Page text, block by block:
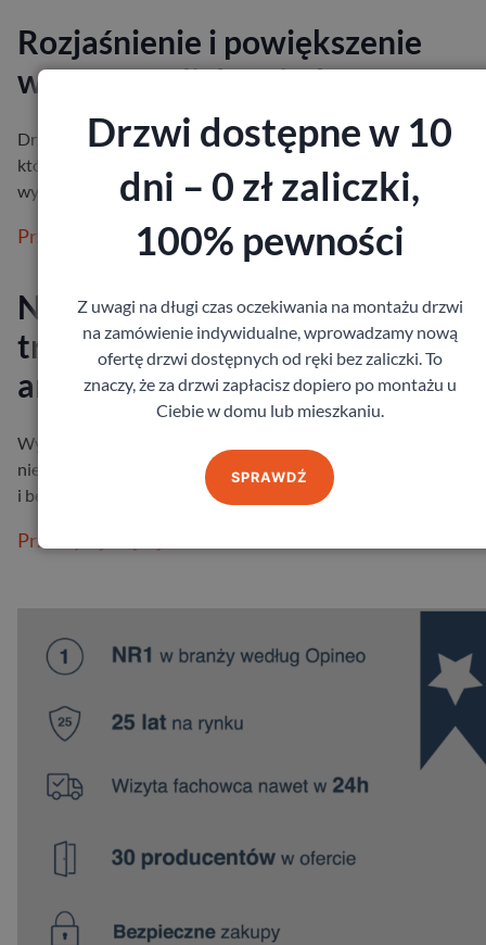
Rozjaśnienie i powiększenie
wnętrz, czyli drzwi z lustrem
Drzwi wewnętrzne z lustrem to piękne i praktyczne
które będzie pasowało niemal do każdej aranżacji. Taki element
wyposażen…
Przeczytaj więcej
Nowoczesny styl i wyjątkowa
trwałość – zewnętrzne drzwi
antracytowe.
Wybór odpowiednich drzwi zewnętrznych to decyzja, która
nie tylko na wygląd Twojego domu, ale także na jego
i bez…
Przeczytaj więcej
Drzwi dostępne w 10
dni – 0 zł zaliczki,
100% pewności
Z uwagi na długi czas oczekiwania na montażu drzwi
na zamówienie indywidualne, wprowadzamy nową
ofertę drzwi dostępnych od ręki bez zaliczki. To
znaczy, że za drzwi zapłacisz dopiero po montażu u
Ciebie w domu lub mieszkaniu.
SPRAWDŹ